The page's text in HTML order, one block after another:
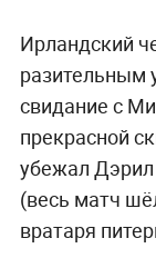
Ирландский
разительным
свидание с
прекрасной
убежал
(весь матч
вратаря